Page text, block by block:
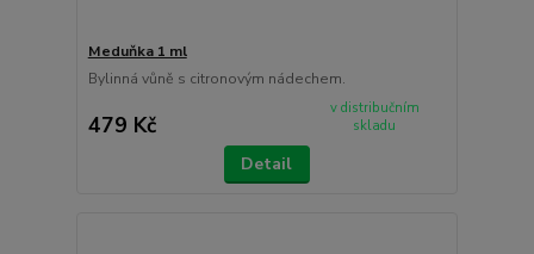
Meduňka 1 ml
Bylinná vůně s citronovým nádechem.
479 Kč
v distribučním
skladu
Detail